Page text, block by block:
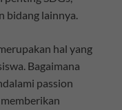
bidang lainnya.
hal yang
Bagaimana
passion